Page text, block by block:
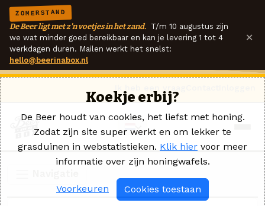
ZOMERSTAND
De Beer ligt met z'n voetjes in het zand. T/m 10 augustus zijn
we wat minder goed bereikbaar en kan je levering 1 tot 4
werkdagen duren. Mailen werkt het snelst:
hello@beerinabox.nl
×
Koekje erbij?
De Beer houdt van cookies, het liefst met honing.
Zodat zijn site super werkt en om lekker te
grasduinen in webstatistieken. Klik hier voor meer
informatie over zijn honingwafels.
Voorkeuren Cookies toestaan